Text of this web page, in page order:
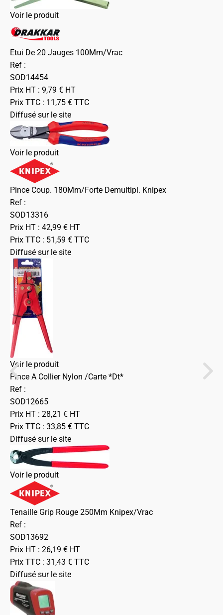
Voir le produit
Etui De 20 Jauges 100Mm/Vrac
Ref :
SOD14454
Prix HT : 9,79 € HT
Prix TTC : 11,75 € TTC
Diffusé sur le site
Voir le produit
Pince Coup. 180Mm/Forte Demultipl. Knipex
Ref :
SOD13316
Prix HT : 42,99 € HT
Prix TTC : 51,59 € TTC
Diffusé sur le site
Voir le produit
Pince A Collier Nylon /Carte *Dt*
Ref :
SOD12665
Prix HT : 28,21 € HT
Prix TTC : 33,85 € TTC
Diffusé sur le site
Voir le produit
Tenaille Grip Rouge 250Mm Knipex/Vrac
Ref :
SOD13692
Prix HT : 26,19 € HT
Prix TTC : 31,43 € TTC
Diffusé sur le site